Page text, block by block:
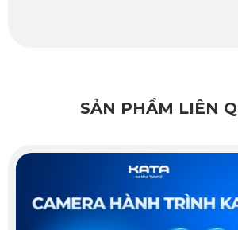
đường và khu vực xung quanh xe.
Tính năng thông minh giúp cảnh báo
trong phạm vi 300-800m, hiển thị icon
đồng thời cảnh báo khi bạn vượt quá
SẢN PHẨM LIÊN